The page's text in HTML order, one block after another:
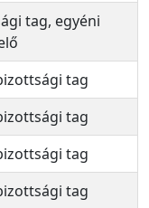
tag, egyéni
tag
tag
tag
tag